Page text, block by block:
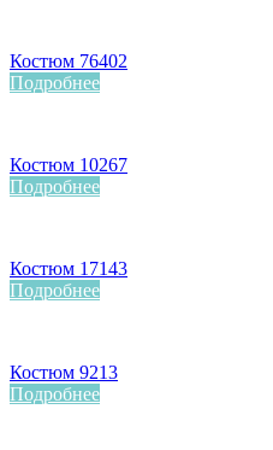
Костюм 76402
Подробнее
Костюм 10267
Подробнее
Костюм 17143
Подробнее
Костюм 9213
Подробнее